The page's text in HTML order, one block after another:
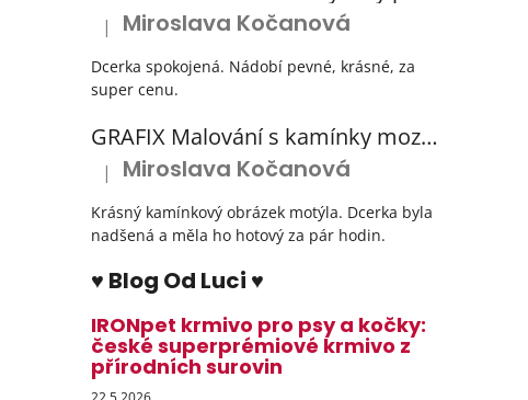
Hodnocení produktu je 5 z 5 hvězdiček.
| Miroslava Kočanová
Dcerka spokojená. Nádobí pevné, krásné, za
super cenu.
GRAFIX Malování s kamínky mozaika diamantový obrázek 3 druhy
Hodnocení produktu je 5 z 5 hvězdiček.
| Miroslava Kočanová
Krásný kamínkový obrázek motýla. Dcerka byla
nadšená a měla ho hotový za pár hodin.
♥ Blog Od Luci ♥
IRONpet krmivo pro psy a kočky:
české superprémiové krmivo z
přírodních surovin